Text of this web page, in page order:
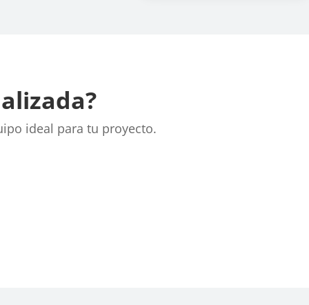
ideal para tu proyecto.